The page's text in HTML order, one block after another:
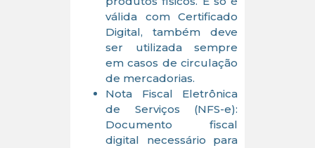
válida com Certificado
Digital, também deve
ser utilizada sempre
em casos de circulação
de mercadorias.
Nota Fiscal Eletrônica
de Serviços (NFS-e):
Documento fiscal
digital necessário para